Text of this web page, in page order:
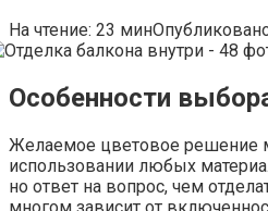
На чтение: 23 мин
Особенности
Желаемое цветовое решение
использовании любых
но ответ на вопрос, чем
многом зависит от